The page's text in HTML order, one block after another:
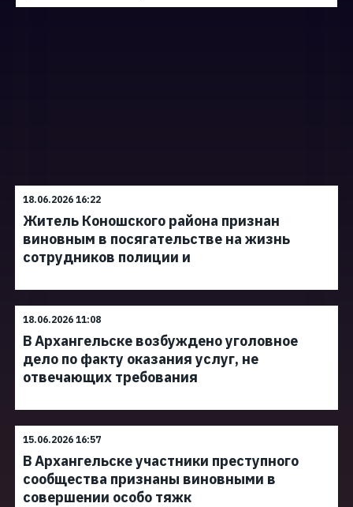
18.06.2026 16:22
Житель Коношского района признан
виновным в посягательстве на жизнь
сотрудников полиции и
18.06.2026 11:08
В Архангельске возбуждено уголовное
дело по факту оказания услуг, не
отвечающих требования
15.06.2026 16:57
В Архангельске участники преступного
сообщества признаны виновными в
совершении особо тяжк